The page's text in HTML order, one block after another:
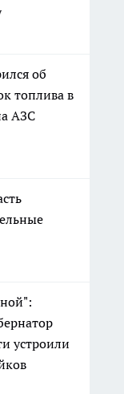
об
топлива в
АЗС
устроили